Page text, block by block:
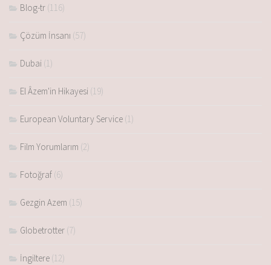
Blog-tr (116)
Çözüm İnsanı (57)
Dubai (1)
El Âzem'in Hikayesi (19)
European Voluntary Service (1)
Film Yorumlarım (2)
Fotoğraf (6)
Gezgin Azem (15)
Globetrotter (7)
İngiltere (12)